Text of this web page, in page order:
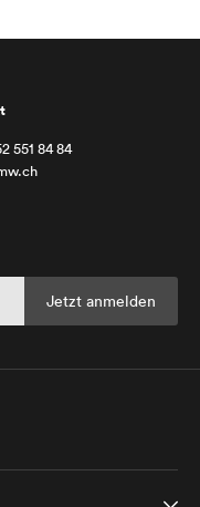
551 84 84